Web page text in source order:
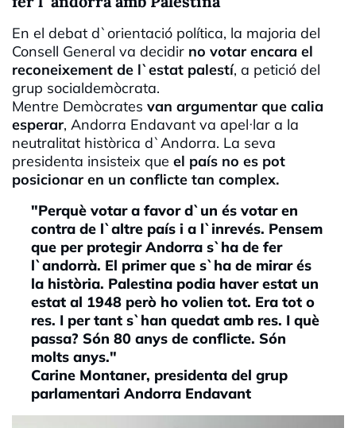
En el debat d`orientació política, la majoria del
Consell General va decidir no votar encara el
reconeixement de l`estat palestí, a petició del
grup socialdemòcrata.
Mentre Demòcrates van argumentar que calia
esperar, Andorra Endavant va apel·lar a la
neutralitat històrica d`Andorra. La seva
presidenta insisteix que el país no es pot
posicionar en un conflicte tan complex.
"Perquè votar a favor d`un és votar en
contra de l`altre país i a l`inrevés. Pensem
que per protegir Andorra s`ha de fer
l`andorrà. El primer que s`ha de mirar és
la història. Palestina podia haver estat un
estat al 1948 però ho volien tot. Era tot o
res. I per tant s`han quedat amb res. I què
passa? Són 80 anys de conflicte. Són
molts anys."
Carine Montaner, presidenta del grup
parlamentari Andorra Endavant